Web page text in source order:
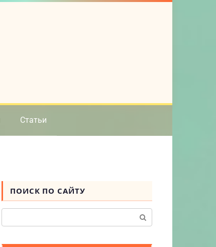
Статьи
ПОИСК ПО САЙТУ